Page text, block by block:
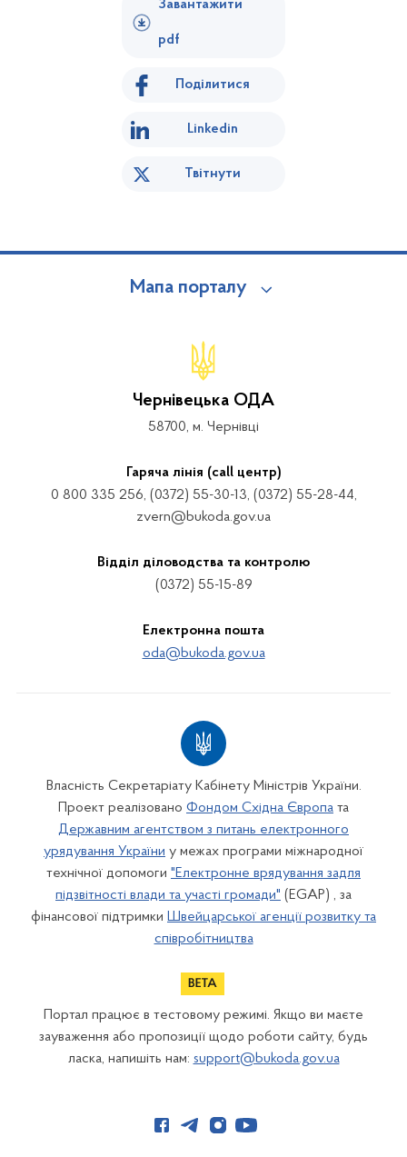
Завантажити
pdf
Поділитися
Linkedin
Твітнути
Мапа порталу
Чернівецька ОДА
58700, м. Чернівці
Гаряча лінія (call центр)
0 800 335 256, (0372) 55-30-13, (0372) 55-28-44,
zvern@bukoda.gov.ua
Відділ діловодства та контролю
(0372) 55-15-89
Електронна пошта
oda@bukoda.gov.ua
Власність Секретаріату Кабінету Міністрів України.
Проект реалізовано Фондом Східна Європа та
Державним агентством з питань електронного
урядування України у межах програми міжнародної
технічної допомоги "Електронне врядування задля
підзвітності влади та участі громади" (EGAP) , за
фінансової підтримки Швейцарської агенції розвитку та
співробітництва
Портал працює в тестовому режимі. Якщо ви маєте
зауваження або пропозиції щодо роботи сайту, будь
ласка, напишіть нам: support@bukoda.gov.ua